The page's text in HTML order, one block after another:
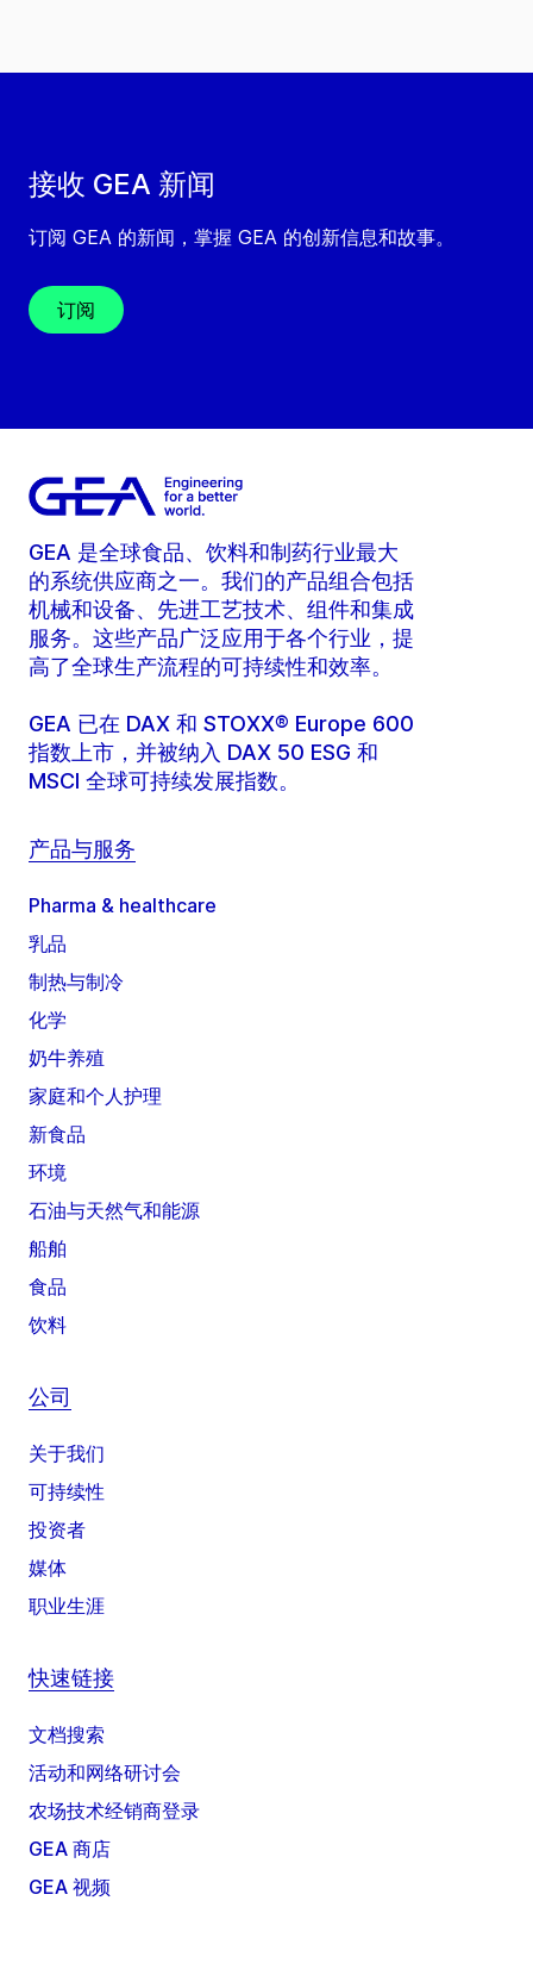
接收 GEA 新闻
订阅 GEA 的新闻，掌握 GEA 的创新信息和故事。
订阅
GEA 是全球食品、饮料和制药行业最大
的系统供应商之一。我们的产品组合包括
机械和设备、先进工艺技术、组件和集成
服务。这些产品广泛应用于各个行业，提
高了全球生产流程的可持续性和效率。
GEA 已在 DAX 和 STOXX® Europe 600
指数上市，并被纳入 DAX 50 ESG 和
MSCI 全球可持续发展指数。
产品与服务
Pharma & healthcare
乳品
制热与制冷
化学
奶牛养殖
家庭和个人护理
新食品
环境
石油与天然气和能源
船舶
食品
饮料
公司
关于我们
可持续性
投资者
媒体
职业生涯
快速链接
文档搜索
活动和网络研讨会
农场技术经销商登录
GEA 商店
GEA 视频